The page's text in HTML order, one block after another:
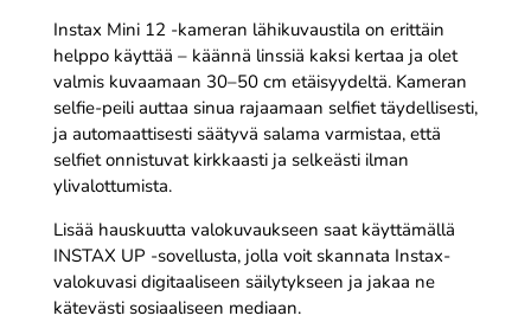
Instax Mini 12 -kameran lähikuvaustila on erittäin
helppo käyttää – käännä linssiä kaksi kertaa ja olet
valmis kuvaamaan 30–50 cm etäisyydeltä. Kameran
selfie-peili auttaa sinua rajaamaan selfiet täydellisesti,
ja automaattisesti säätyvä salama varmistaa, että
selfiet onnistuvat kirkkaasti ja selkeästi ilman
ylivalottumista.
Lisää hauskuutta valokuvaukseen saat käyttämällä
INSTAX UP -sovellusta, jolla voit skannata Instax-
valokuvasi digitaaliseen säilytykseen ja jakaa ne
kätevästi sosiaaliseen mediaan.